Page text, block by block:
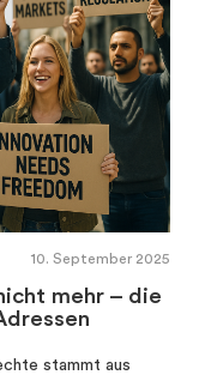
10. September 2025
mehr – die
stammt aus